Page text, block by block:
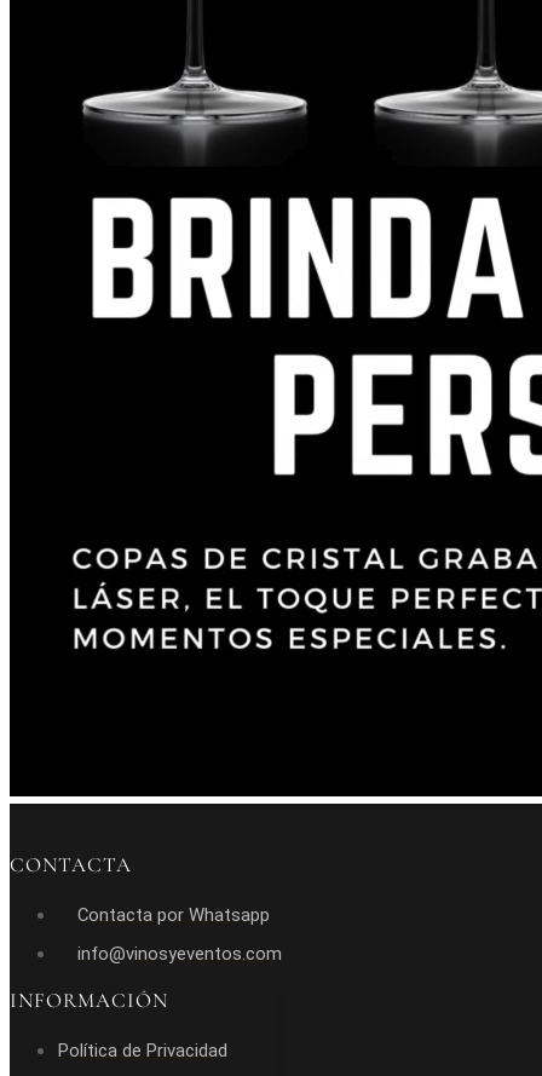
CONTACTA
Contacta por Whatsapp
info@vinosyeventos.com
INFORMACIÓN
Política de Privacidad